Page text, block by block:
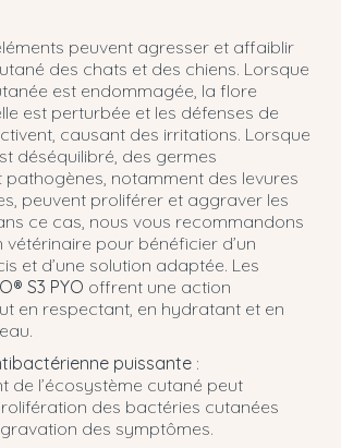
peuvent agresser et affaiblir
des chats et des chiens. Lorsque
est endommagée, la flore
est perturbée et les défenses de
causant des irritations. Lorsque
déséquilibré, des germes
pathogènes, notamment des levures
peuvent proliférer et aggraver les
ce cas, nous vous recommandons
vétérinaire pour bénéficier d’un
et d’une solution adaptée. Les
S3 PYO offrent une action
en respectant, en hydratant et en
puissante :
de l’écosystème cutané peut
des bactéries cutanées
des symptômes.